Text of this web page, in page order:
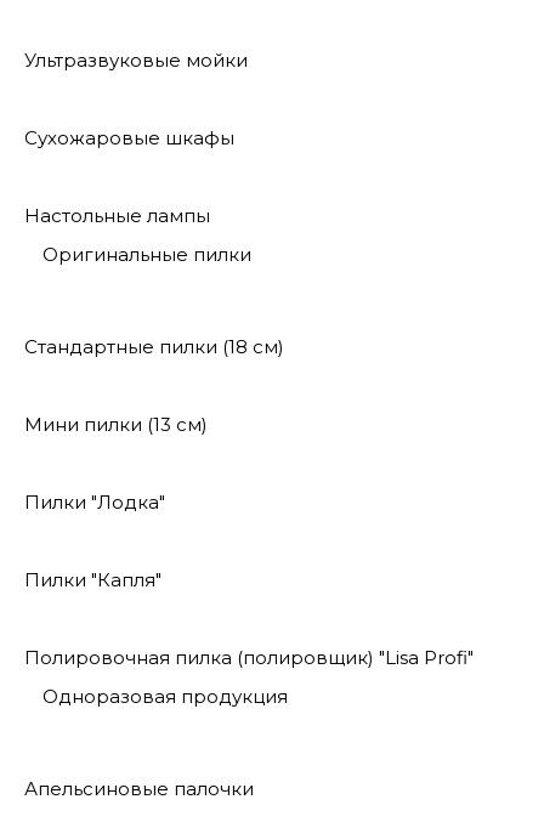
Ультразвуковые мойки
Сухожаровые шкафы
Настольные лампы
Оригинальные пилки
Стандартные пилки (18 см)
Мини пилки (13 см)
Пилки "Лодка"
Пилки "Капля"
Полировочная пилка (полировщик) "Lisa Profi"
Одноразовая продукция
Апельсиновые палочки